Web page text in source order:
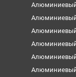
Алюминиевый
Алюминиевый
Алюминиевый